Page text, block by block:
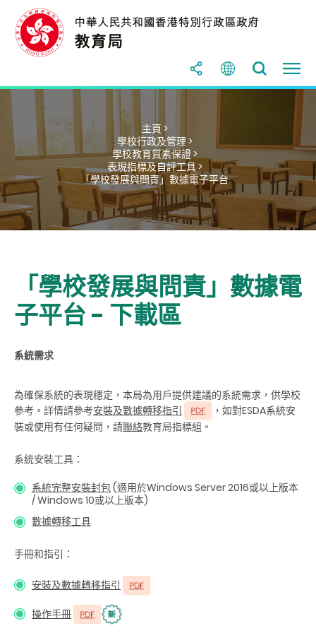
主頁 >
學校行政及管理 >
學校教育質素保證 >
表現指標及自評工具 >
「學校發展與問責」數據電子平台
「學校發展與問責」數據電
子平台 - 下載區
系統需求
為確保系統的表現穩定，本局為用戶提供建議的系統需求，供學校
參考。詳情請參考安裝及數據轉移指引 ，如對ESDA系統安
裝或使用有任何疑問，請聯絡教育局指標組。
系統安裝工具：
系統完整安裝封包(適用於Windows Server 2016或以上版本
/ Windows 10或以上版本)
數據轉移工具
手冊和指引：
安裝及數據轉移指引
操作手冊